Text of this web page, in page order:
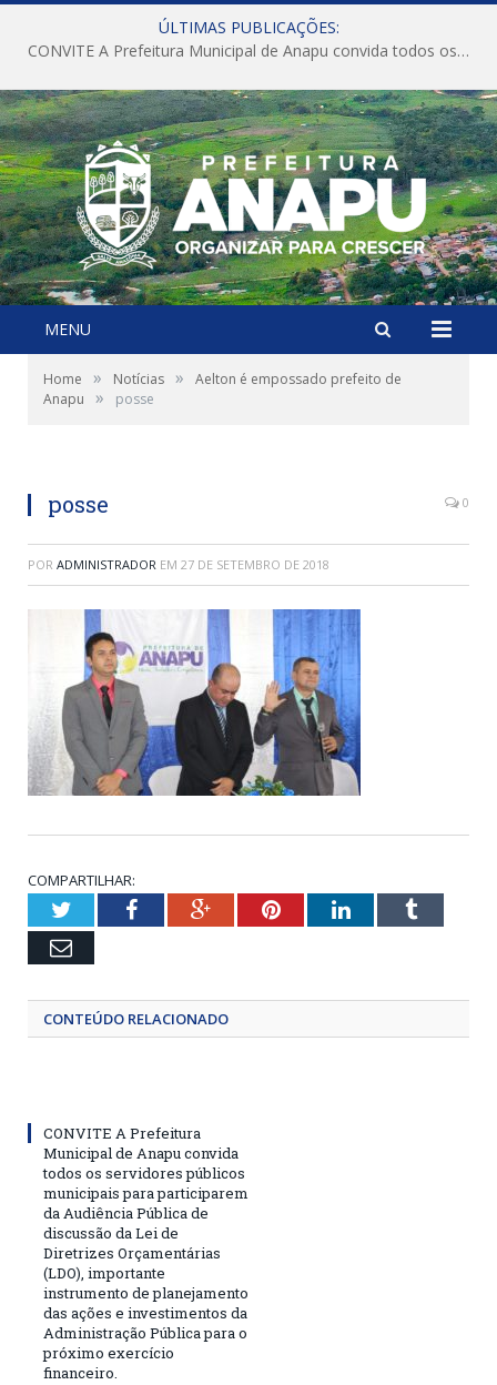
ÚLTIMAS PUBLICAÇÕES:
CONVITE A Prefeitura Municipal de Anapu convida todos os servidores públicos municipais para participarem da Audiência Pública de discussão da Lei de Diretrizes Orçamentárias (LDO), importante instrumento de planejamento das ações e investimentos da Administração Pública para o próximo exercício financeiro.
MENU
Home » Notícias »
Aelton é empossado prefeito de
Anapu
» posse
posse 0
POR ADMINISTRADOR EM 27 DE SETEMBRO DE 2018
COMPARTILHAR:
TwitterFacebookGoogle+PinterestLinkedInTumblr
Email
CONTEÚDO RELACIONADO
CONVITE A Prefeitura
Municipal de Anapu convida
todos os servidores públicos
municipais para participarem
da Audiência Pública de
discussão da Lei de
Diretrizes Orçamentárias
(LDO), importante
instrumento de planejamento
das ações e investimentos da
Administração Pública para o
próximo exercício
financeiro.